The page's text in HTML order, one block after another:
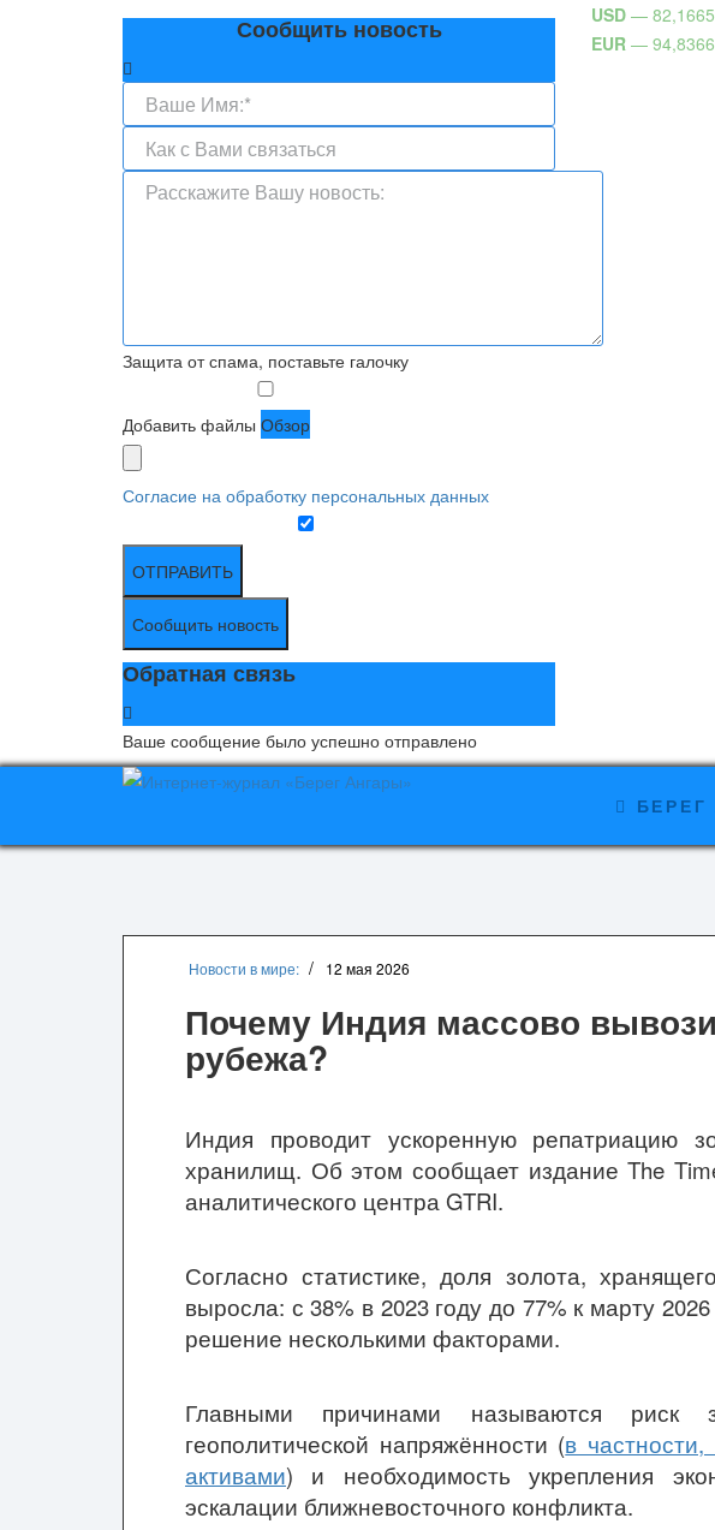
Сообщить новость
Защита от спама, поставьте галочку
Добавить файлы Обзор
Согласие на обработку персональных данных
ОТПРАВИТЬ
Сообщить новость
Обратная связь
Ваше сообщение было успешно отправлено
USD —
EUR —
Новости в мире: 12 мая 2026
Почему Индия массово
рубежа?
Индия проводит ускоренную репатриацию
хранилищ. Об этом сообщает издание The
аналитического центра GTRI.
Согласно статистике, доля золота,
выросла: с 38% в 2023 году до 77% к марту
решение несколькими факторами.
Главными причинами называются риск
геополитической напряжённости (в
активами) и необходимость укрепления
эскалации ближневосточного конфликта.